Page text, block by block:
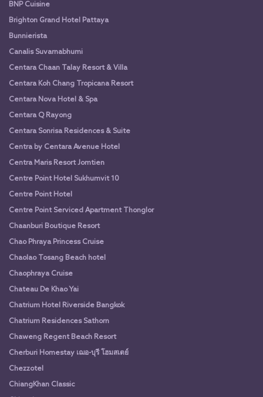
BNP Cuisine
Brighton Grand Hotel Pattaya
Bunnierista
Canalis Suvarnabhumi
Centara Chaan Talay Resort & Villa
Centara Koh Chang Tropicana Resort
Centara Nova Hotel & Spa
Centara Q Rayong
Centara Sonrisa Residences & Suite
Centra by Centara Avenue Hotel
Centra Maris Resort Jomtien
Centre Point Hotel Sukhumvit 10
Centre Point Hotel
Centre Point Serviced Apartment Thonglor
Chaanburi Boutique Resort
Chao Phraya Princess Cruise
Chaolao Tosang Beach hotel
Chaophraya Cruise
Chateau De Khao Yai
Chatrium Hotel Riverside Bangkok
Chatrium Residences Sathorn
Chaweng Regent Beach Resort
Cherburi Homestay เฌอ-บุรี โฮมสเตย์
Chezzotel
ChiangKhan Classic